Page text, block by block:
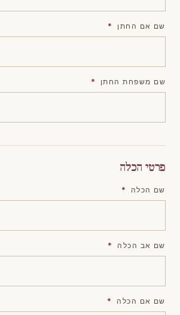
שם אם החתן *
שם משפחת החתן *
פרטי הכלה
שם הכלה *
שם אב הכלה *
שם אם הכלה *